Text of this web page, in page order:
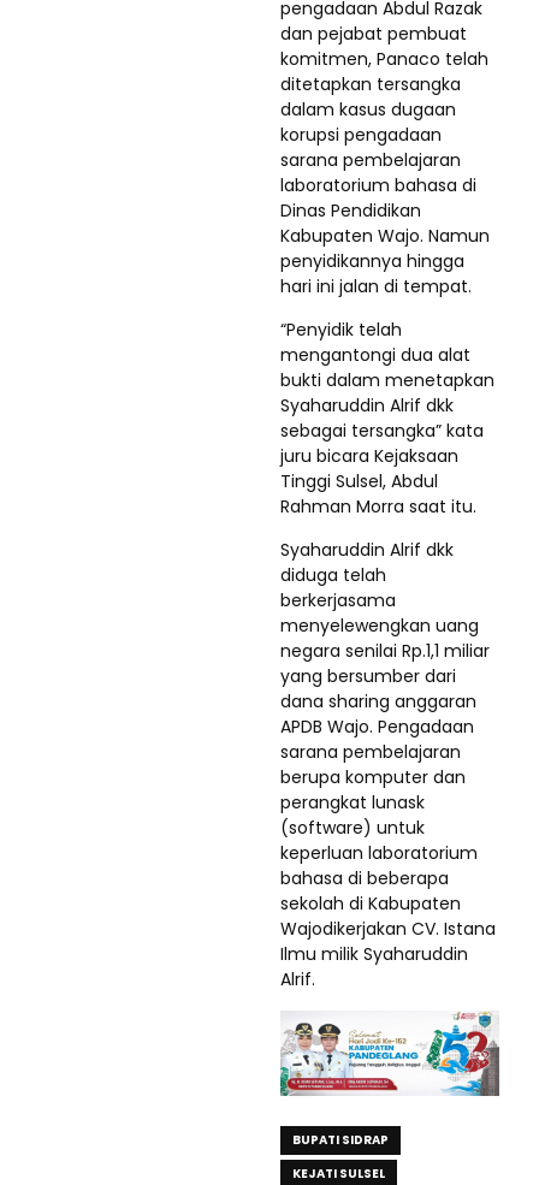
pengadaan Abdul Razak
dan pejabat pembuat
komitmen, Panaco telah
ditetapkan tersangka
dalam kasus dugaan
korupsi pengadaan
sarana pembelajaran
laboratorium bahasa di
Dinas Pendidikan
Kabupaten Wajo. Namun
penyidikannya hingga
hari ini jalan di tempat.
“Penyidik telah
mengantongi dua alat
bukti dalam menetapkan
Syaharuddin Alrif dkk
sebagai tersangka” kata
juru bicara Kejaksaan
Tinggi Sulsel, Abdul
Rahman Morra saat itu.
Syaharuddin Alrif dkk
diduga telah
berkerjasama
menyelewengkan uang
negara senilai Rp.1,1 miliar
yang bersumber dari
dana sharing anggaran
APDB Wajo. Pengadaan
sarana pembelajaran
berupa komputer dan
perangkat lunask
(software) untuk
keperluan laboratorium
bahasa di beberapa
sekolah di Kabupaten
Wajodikerjakan CV. Istana
Ilmu milik Syaharuddin
Alrif.
BUPATI SIDRAP
KEJATI SULSEL